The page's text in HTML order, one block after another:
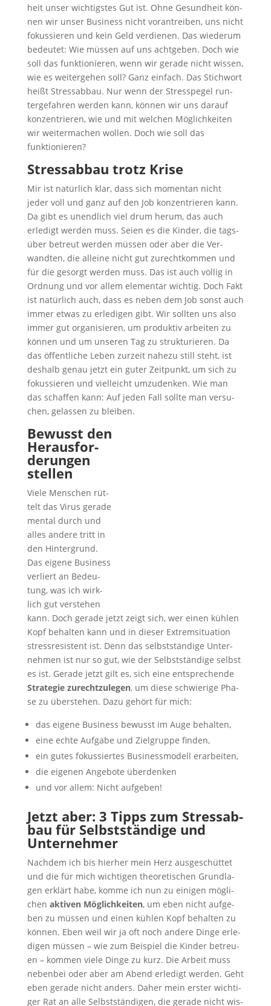
heit unser wich­tigs­tes Gut ist. Ohne Gesund­heit kön­
nen wir unser Busi­ness nicht vor­an­trei­ben, uns nicht
fokus­sie­ren und kein Geld ver­die­nen. Das wie­der­um
bedeu­tet: Wie müs­sen auf uns acht­ge­ben. Doch wie
soll das funk­tio­nie­ren, wenn wir gera­de nicht wis­sen,
wie es wei­ter­ge­hen soll? Ganz ein­fach. Das Stich­wort
heißt Stress­ab­bau. Nur wenn der Stress­pe­gel run­
ter­ge­fah­ren wer­den kann, kön­nen wir uns dar­auf
kon­zen­trie­ren, wie und mit wel­chen Mög­lich­kei­ten
wir wei­ter­ma­chen wol­len. Doch wie soll das
funktionieren?
Stress­ab­bau trotz Krise
Mir ist natür­lich klar, dass sich momen­tan nicht
jeder voll und ganz auf den Job kon­zen­trie­ren kann.
Da gibt es unend­lich viel drum her­um, das auch
erle­digt wer­den muss. Sei­en es die Kin­der, die tags­
über betreut wer­den müs­sen oder aber die Ver­
wand­ten, die allei­ne nicht gut zurecht­kom­men und
für die gesorgt wer­den muss. Das ist auch völ­lig in
Ord­nung und vor allem ele­men­tar wich­tig. Doch Fakt
ist natür­lich auch, dass es neben dem Job sonst auch
immer etwas zu erle­di­gen gibt. Wir soll­ten uns also
immer gut orga­ni­sie­ren, um pro­duk­tiv arbei­ten zu
kön­nen und um unse­ren Tag zu struk­tu­rie­ren. Da
das öffent­li­che Leben zur­zeit nahe­zu still steht, ist
des­halb genau jetzt ein guter Zeit­punkt, um sich zu
fokus­sie­ren und viel­leicht umzu­den­ken. Wie man
das schaf­fen kann: Auf jeden Fall soll­te man ver­su­
chen, gelas­sen zu bleiben.
Bewusst den
Her­aus­for­
de­run­gen
stellen
Vie­le Men­schen rüt­
telt das Virus gera­de
men­tal durch und
alles ande­re tritt in
den Hin­ter­grund.
Das eige­ne Busi­ness
ver­liert an Bedeu­
tung, was ich wirk­
lich gut ver­ste­hen
kann. Doch gera­de jetzt zeigt sich, wer einen küh­len
Kopf behal­ten kann und in die­ser Extrem­si­tua­ti­on
stress­re­sis­tent ist. Denn das selbst­stän­di­ge Unter­
neh­men ist nur so gut, wie der Selbst­stän­di­ge selbst
es ist. Gera­de jetzt gilt es, sich eine ent­spre­chen­de
Stra­te­gie zurecht­zu­le­gen, um die­se schwie­ri­ge Pha­
se zu über­ste­hen. Dazu gehört für mich:
das eige­ne Busi­ness bewusst im Auge behalten,
eine ech­te Auf­ga­be und Ziel­grup­pe finden,
ein gutes fokus­sier­tes Busi­ness­mo­dell erarbeiten,
die eige­nen Ange­bo­te überdenken
und vor allem: Nicht aufgeben!
Jetzt aber: 3 Tipps zum Stress­ab­
bau für Selbst­stän­di­ge und
Unternehmer
Nach­dem ich bis hier­her mein Herz aus­ge­schüt­tet
und die für mich wich­ti­gen theo­re­ti­schen Grund­la­
gen erklärt habe, kom­me ich nun zu eini­gen mög­li­
chen akti­ven Mög­lich­kei­ten, um eben nicht auf­ge­
ben zu müs­sen und einen küh­len Kopf behal­ten zu
kön­nen. Eben weil wir ja oft noch ande­re Din­ge erle­
di­gen müs­sen – wie zum Bei­spiel die Kin­der betreu­
en – kom­men vie­le Din­ge zu kurz. Die Arbeit muss
neben­bei oder aber am Abend erle­digt wer­den. Geht
eben gera­de nicht anders. Daher mein ers­ter wich­ti­
ger Rat an alle Selbst­stän­di­gen, die gera­de nicht wis­